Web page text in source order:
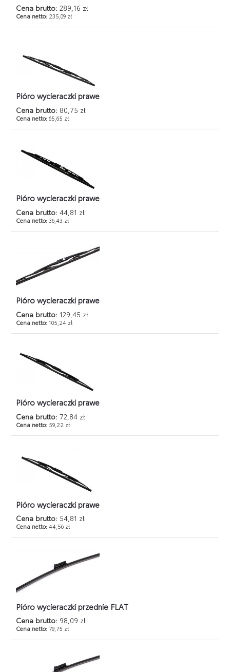
Cena brutto: 289,16 zł
Cena netto: 235,09 zł
Pióro wycieraczki prawe
Cena brutto: 80,75 zł
Cena netto:65,65 zł
Pióro wycieraczki prawe
Cena brutto: 44,81 zł
Cena netto:36,43 zł
Pióro wycieraczki prawe
Cena brutto: 129,45 zł
Cena netto:105,24 zł
Pióro wycieraczki prawe
Cena brutto: 72,84 zł
Cena netto: 59,22 zł
Pióro wycieraczki prawe
Cena brutto: 54,81 zł
Cena netto:44,56 zł
Pióro wycieraczki przednie FLAT
Cena brutto: 98,09 zł
Cena netto: 79,75 zł